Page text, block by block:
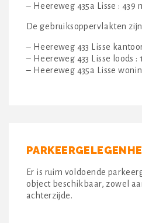
– Heereweg 435a Lisse : 439
De gebruiksoppervlakten
– Heereweg 433 Lisse
– Heereweg 433 Lisse loods :
– Heereweg 435a Lisse
Er is ruim voldoende
object beschikbaar, zowel
achterzijde.